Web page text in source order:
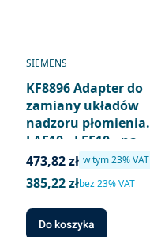
KF8896 Adapter do
zamiany układów
nadzoru płomienia
LAE10.. LFE10.. na
LFS1..
PRODUCENT
SIEMENS
Cena brutto
473,82 zł w tym %s VAT
w tym23%VAT
Cena netto
385,22 złbez 23% VAT
Do koszyka